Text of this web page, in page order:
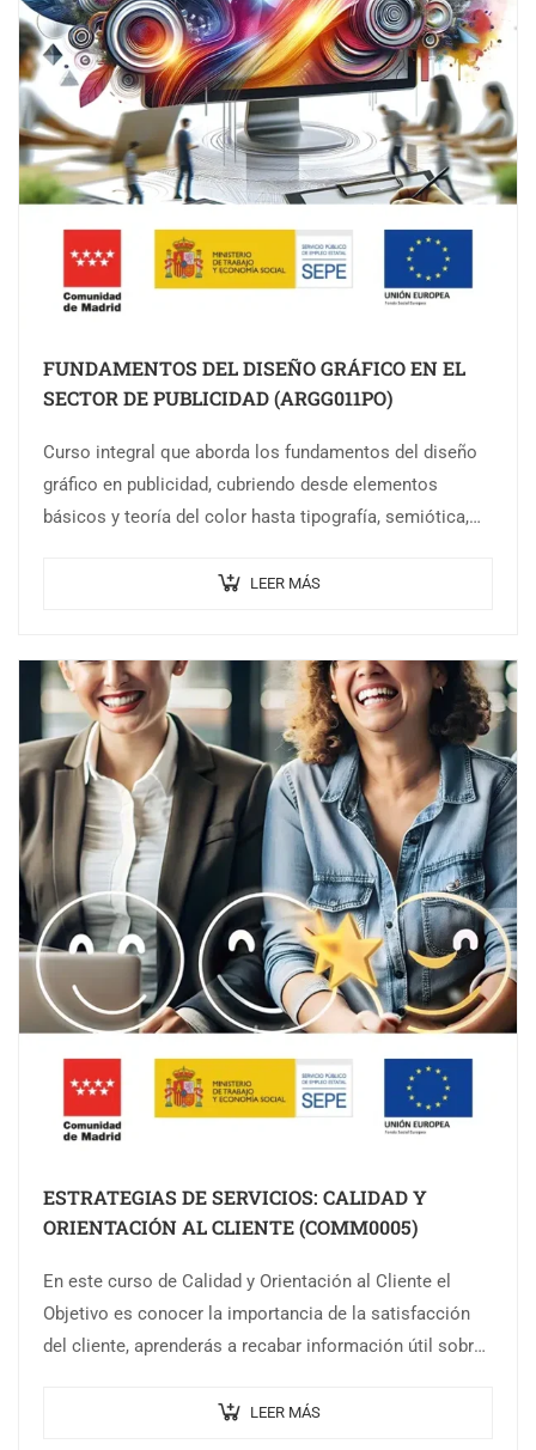
FUNDAMENTOS DEL DISEÑO GRÁFICO EN EL
SECTOR DE PUBLICIDAD (ARGG011PO)
Curso integral que aborda los fundamentos del diseño
gráfico en publicidad, cubriendo desde elementos
básicos y teoría del color hasta tipografía, semiótica,
LEER MÁS
ESTRATEGIAS DE SERVICIOS: CALIDAD Y
ORIENTACIÓN AL CLIENTE (COMM0005)
En este curso de Calidad y Orientación al Cliente el
Objetivo es conocer la importancia de la satisfacción
del cliente, aprenderás a recabar información útil sobre
LEER MÁS